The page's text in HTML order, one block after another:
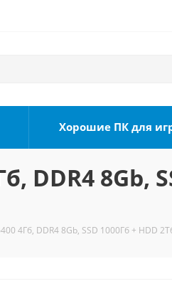
Хорошие ПК для
DDR4 8Gb,
4Гб, DDR4 8Gb, SSD 1000Гб + HDD